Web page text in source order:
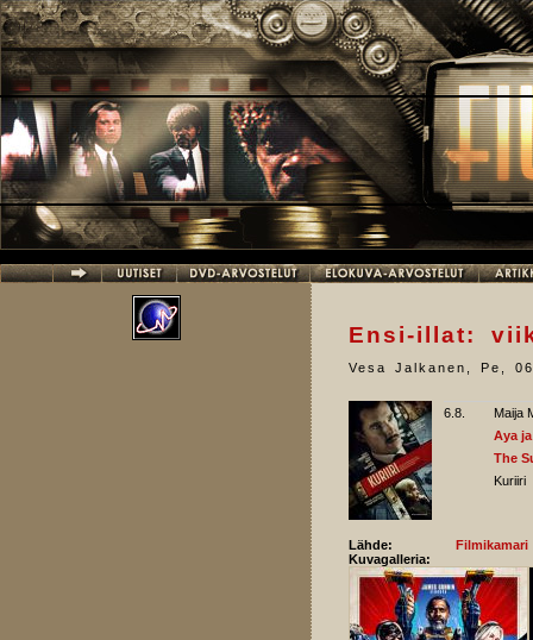
Hyppää pääsisältöön
Ensi-illat:
Vesa Jalkanen Pe,
6.8.
Maija
Aya
The
Kuriiri
Lähde:
Filmikamari
Kuvagalleria: